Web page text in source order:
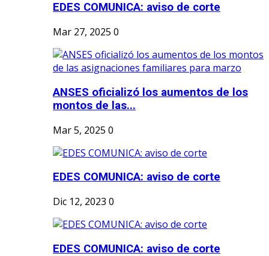
EDES COMUNICA: aviso de corte
Mar 27, 2025 0
ANSES oficializó los aumentos de los
montos de las...
Mar 5, 2025 0
EDES COMUNICA: aviso de corte
Dic 12, 2023 0
EDES COMUNICA: aviso de corte